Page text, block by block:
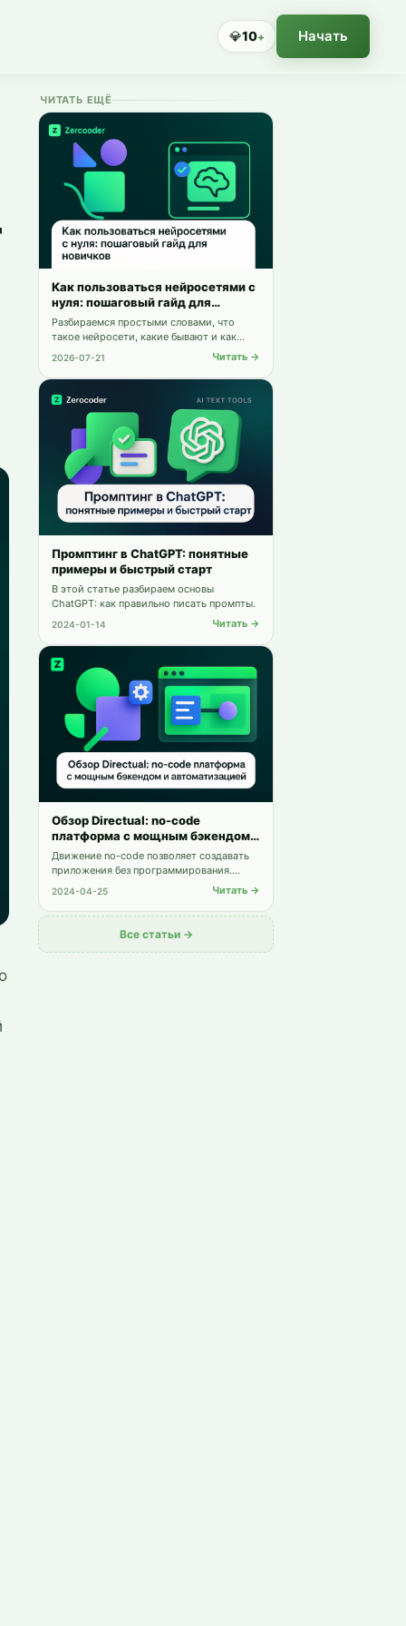
💎10+ Начать
ЧИТАТЬ ЕЩЁ
Как пользоваться нейросетями с
нуля: пошаговый гайд для
новичков
Разбираемся простыми словами, что
такое нейросети, какие бывают и как
получить первый полезный результат
программирования.
2026-07-21 Читать →
Промптинг в ChatGPT: понятные
примеры и быстрый старт
В этой статье разбираем основы
ChatGPT: как правильно писать промпты.
2024-01-14 Читать →
Обзор Directual: no-code
платформа с мощным бэкендом и
автоматизацией
Движение no-code позволяет создавать
приложения без программирования.
Directual выделяется мощным бэкендом и
— ключевые возможности, ограничения и
2024-04-25 Читать →
Все статьи →